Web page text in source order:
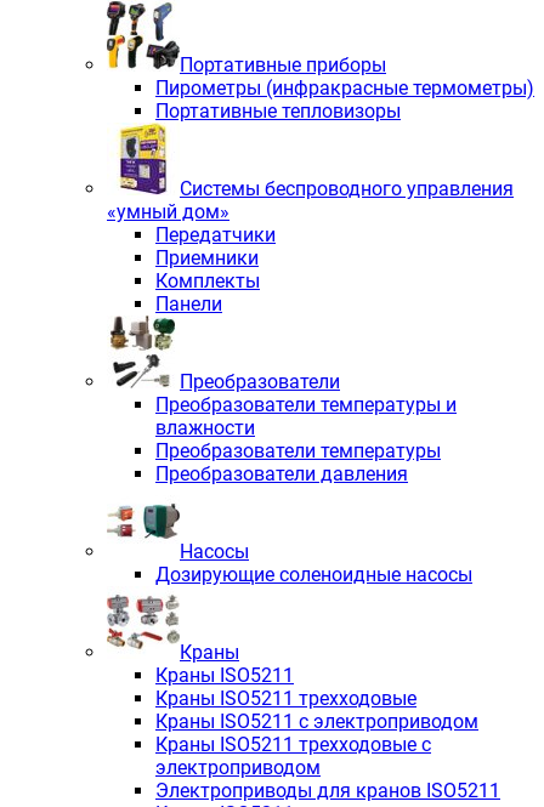
Портативные приборы
Пирометры (инфракрасные термометры)
Портативные тепловизоры
Системы беспроводного управления
«умный дом»
Передатчики
Приемники
Комплекты
Панели
Преобразователи
Преобразователи температуры и
влажности
Преобразователи температуры
Преобразователи давления
Насосы
Дозирующие соленоидные насосы
Краны
Краны ISO5211
Краны ISO5211 трехходовые
Краны ISO5211 с электроприводом
Краны ISO5211 трехходовые с
электроприводом
Электроприводы для кранов ISO5211